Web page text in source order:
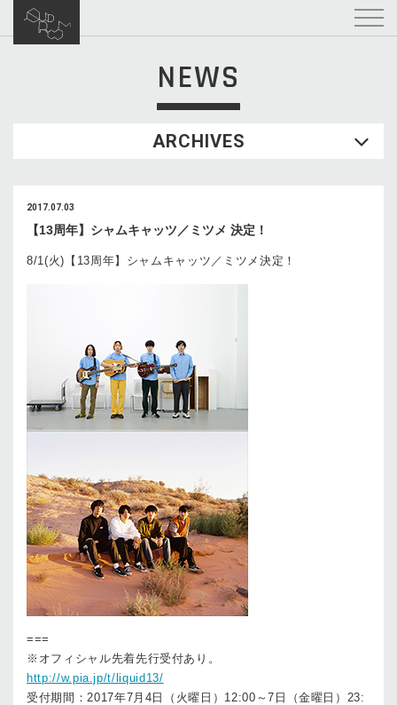
NEWS
ARCHIVES
2017.07.03
【13周年】シャムキャッツ／ミツメ 決定！
8/1(火)【13周年】シャムキャッツ／ミツメ決定！
===
※オフィシャル先着先行受付あり。
http://w.pia.jp/t/liquid13/
受付期間：2017年7月4日（火曜日）12:00～7日（金曜日）23: